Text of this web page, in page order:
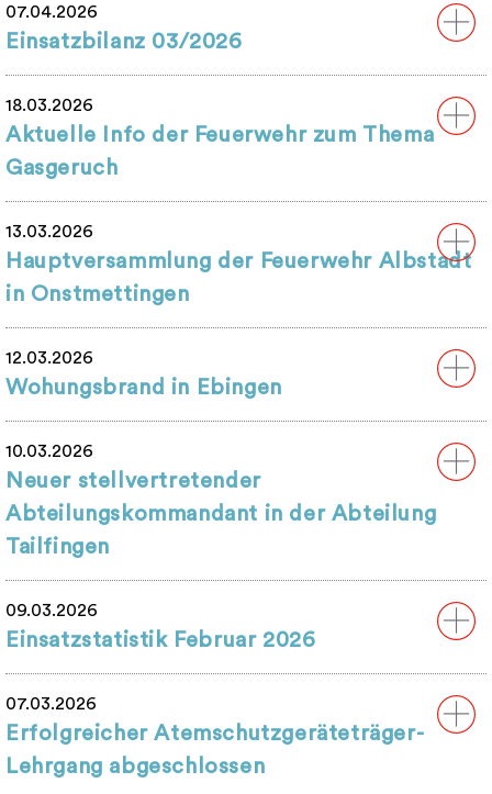
07.04.2026
Einsatzbilanz 03/2026
18.03.2026
Aktuelle Info der Feuerwehr zum Thema
Gasgeruch
13.03.2026
Hauptversammlung der Feuerwehr Albstadt
in Onstmettingen
12.03.2026
Wohungsbrand in Ebingen
10.03.2026
Neuer stellvertretender
Abteilungskommandant in der Abteilung
Tailfingen
09.03.2026
Einsatzstatistik Februar 2026
07.03.2026
Erfolgreicher Atemschutzgeräteträger-
Lehrgang abgeschlossen